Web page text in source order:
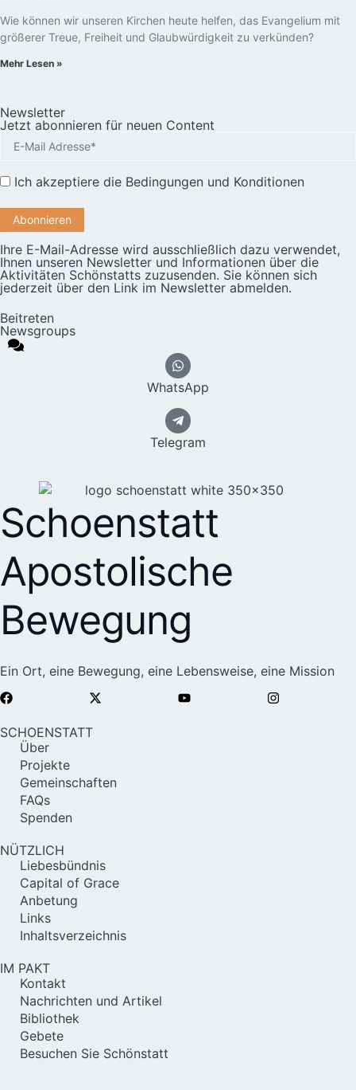
Wie können wir unseren Kirchen heute helfen, das Evangelium mit
größerer Treue, Freiheit und Glaubwürdigkeit zu verkünden?
Mehr Lesen »
Newsletter
Jetzt abonnieren für neuen Content
Ich akzeptiere die Bedingungen und Konditionen
Ihre E-Mail-Adresse wird ausschließlich dazu verwendet,
Ihnen unseren Newsletter und Informationen über die
Aktivitäten Schönstatts zuzusenden. Sie können sich
jederzeit über den Link im Newsletter abmelden.
Beitreten
Newsgroups
WhatsApp
Telegram
Schoenstatt
Apostolische
Bewegung
Ein Ort, eine Bewegung, eine Lebensweise, eine Mission
SCHOENSTATT
Über
Projekte
Gemeinschaften
FAQs
Spenden
NÜTZLICH
Liebesbündnis
Capital of Grace
Anbetung
Links
Inhaltsverzeichnis
IM PAKT
Kontakt
Nachrichten und Artikel
Bibliothek
Gebete
Besuchen Sie Schönstatt